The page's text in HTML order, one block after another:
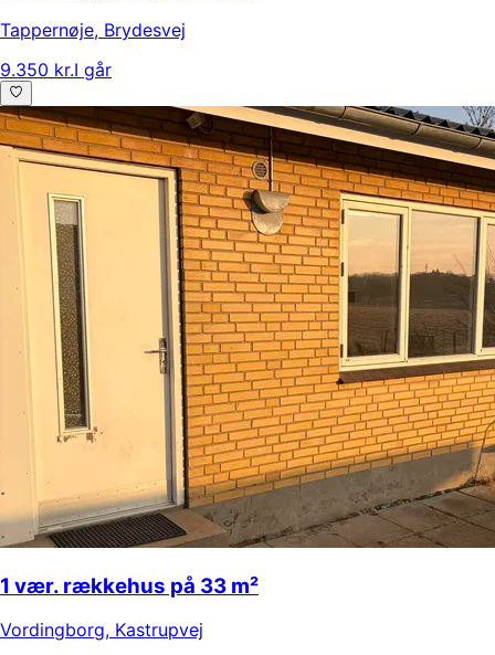
Tappernøje, Brydesvej
9.350 kr.I går
1 vær. rækkehus på 33 m²
Vordingborg, Kastrupvej